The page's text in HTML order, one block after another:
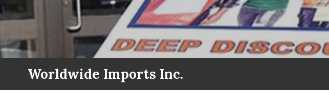
Worldwide Imports Inc.